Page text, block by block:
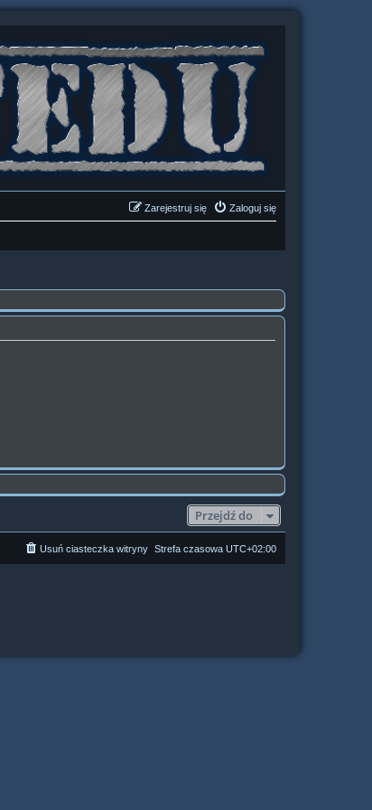
Zaloguj się
Zarejestruj się
Przejdź do
Strefa czasowa UTC+02:00
Usuń ciasteczka witryny